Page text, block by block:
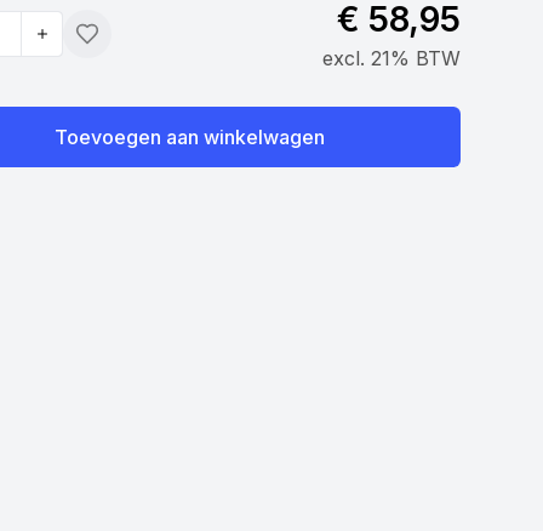
Toevoegen
€ 58,95
excl. 21% BTW
Toevoegen aan winkelwagen